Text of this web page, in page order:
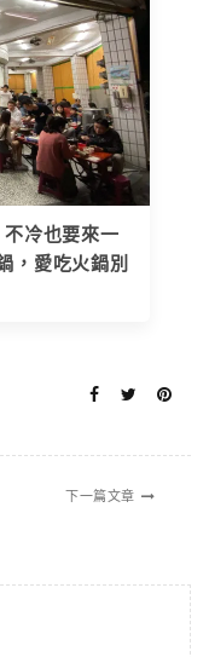
冷也要來一
，愛吃火鍋別
下一篇文章